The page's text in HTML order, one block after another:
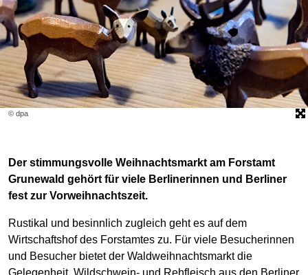
© dpa
Der stimmungsvolle Weihnachtsmarkt am Forstamt
Grunewald gehört für viele Berlinerinnen und Berliner
fest zur Vorweihnachtszeit.
Rustikal und besinnlich zugleich geht es auf dem
Wirtschaftshof des Forstamtes zu. Für viele Besucherinnen
und Besucher bietet der Waldweihnachtsmarkt die
Gelegenheit, Wildschwein- und Rehfleisch aus den Berliner